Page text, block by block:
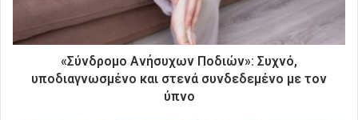
τ
«Σύνδρομο Ανήσυχων Ποδιών»: Συχνό,
υποδιαγνωσμένο και στενά συνδεδεμένο με τον
ύπνο